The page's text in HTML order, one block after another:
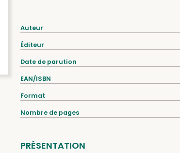
Auteur
Éditeur
Date de parution
EAN/ISBN
Format
Nombre de pages
PRÉSENTATION